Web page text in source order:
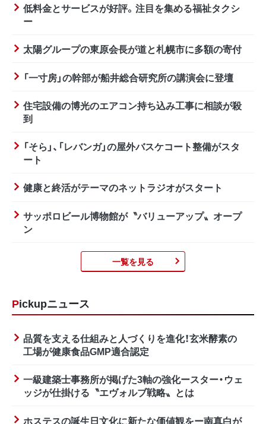
低料金とサービスが好評。注目を集める福祉タクシ
ー
太陽グループの東原会長が道と札幌市に多額の寄付
「一寸房」の幹部が船井総合研究所の講演会に登壇
住宅設備の博光のエアコン持ち込み工事に相談が殺
到
「そら」、「レバンガ」の屋外バスケコート整備がスタ
ート
健康と終活がテーマのネットラジオがスタート
サッポロビール博物館が〝バリューアップ〟オープ
ン
一覧を見る
Pickupニュース
品質を支える仕組みと人づくりを進化！玄米酵素の
工場が健康食品GMP適合認定
一級建築士事務所が掲げた3軸の強化ースター・ウェ
ッジが仕掛ける〝エヴォルブ戦略〟とは
ホステスの誕生日文化に新たな価値観をー南真白が